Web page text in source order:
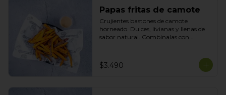
Papas fritas de camote
Crujientes bastones de camote
horneado. Dulces, livianas y llenas de
sabor natural. Combinalas con
$3.490